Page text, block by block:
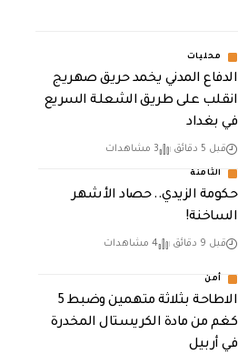
محليات
الدفاع المدني يخمد حريق صهريج
انقلب على طريق الشعلة السريع
في بغداد
قبل 5 دقائق 3 مشاهدات
الثامنة
حكومة الزيدي.. حصاد الأشهر
الساخنة!
قبل 9 دقائق 4 مشاهدات
أمن
الاطاحة بثلاثة متهمين وضبط 5
كغم من مادة الكريستال المخدرة ​
في أربيل